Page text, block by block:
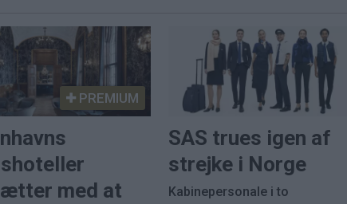
PREMIUM
med at
SAS trues igen af
strejke i Norge
Kabinepersonale i to